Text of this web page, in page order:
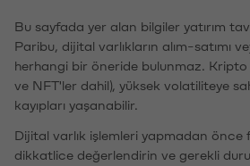
Bu sayfada yer alan bilgiler yatırım
Paribu, dijital varlıkların alım-satımı
herhangi bir öneride bulunmaz. Kripto
ve NFT'ler dahil), yüksek volatiliteye
kayıpları yaşanabilir.
Dijital varlık işlemleri yapmadan önce
dikkatlice değerlendirin ve gerekli